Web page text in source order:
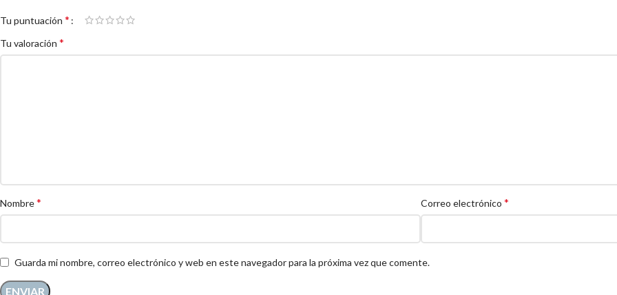
Tu puntuación *
Tu valoración *
Nombre* Correo electrónico *
Guarda mi nombre, correo electrónico y web en este navegador para la próxima vez que comente.